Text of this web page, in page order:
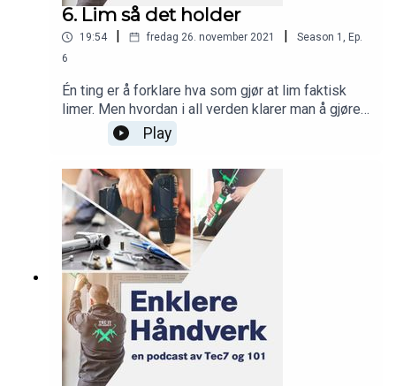
6. Lim så det holder
19:54 fredag 26. november 2021 Season 1 , Ep.
6
Én ting er å forklare hva som gjør at lim faktisk
limer. Men hvordan i all verden klarer man å gjøre
det til en romantisk fortelling? Det er det nok bare
vår dynamiske duo i studio som vet.
Underholdende er det i alle fall, og svært lærerikt!
Play